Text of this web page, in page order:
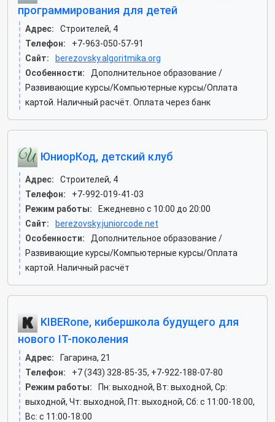
программирования для детей
Адрес:
Строителей, 4
Телефон:
+7-963-050-57-91
Сайт:
berezovsky.algoritmika.org
Особенности:
Дополнительное образование /
Развивающие курсы/Компьютерные курсы/Оплата
картой. Наличный расчёт. Оплата через банк
ЮниорКод, детский клуб
Адрес:
Строителей, 4
Телефон:
+7-992-019-41-03
Режим работы:
Ежедневно с 10:00 до 20:00
Сайт:
berezovsky.juniorcode.net
Особенности:
Дополнительное образование /
Развивающие курсы/Компьютерные курсы/Оплата
картой. Наличный расчёт
KIBERone, кибершкола будущего для
нового IT-поколения
Адрес:
Гагарина, 21
Телефон:
+7 (343) 328-85-35, +7-922-188-07-80
Режим работы:
Пн: выходной, Вт: выходной, Ср:
выходной, Чт: выходной, Пт: выходной, Сб: c 11:00-18:00,
Вс: c 11:00-18:00